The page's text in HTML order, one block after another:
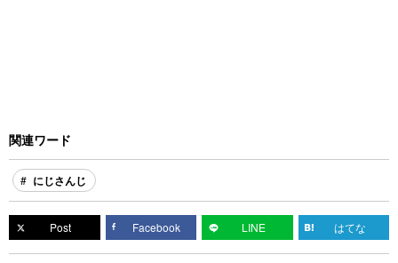
関連ワード
にじさんじ
Post Facebook LINE はてな